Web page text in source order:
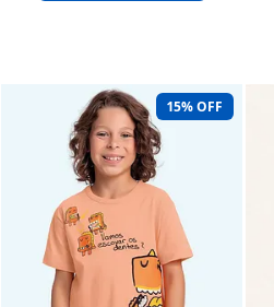
15% OFF